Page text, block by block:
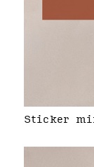
Sticker